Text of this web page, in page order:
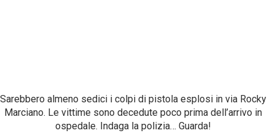
Sarebbero almeno sedici i colpi di pistola esplosi in via Rocky
Marciano. Le vittime sono decedute poco prima dell’arrivo in
ospedale. Indaga la polizia… Guarda!